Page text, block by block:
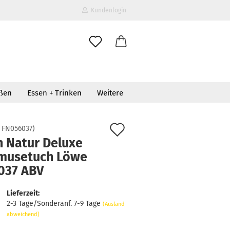
Kundenlogin
vergessen?
Essen + Trinken Weitere
FN056037)
Natur Deluxe
Löwe
ABV
Lieferzeit:
2-3 Tage/Sonderanf. 7-9 Tage (Ausland
abweichend)